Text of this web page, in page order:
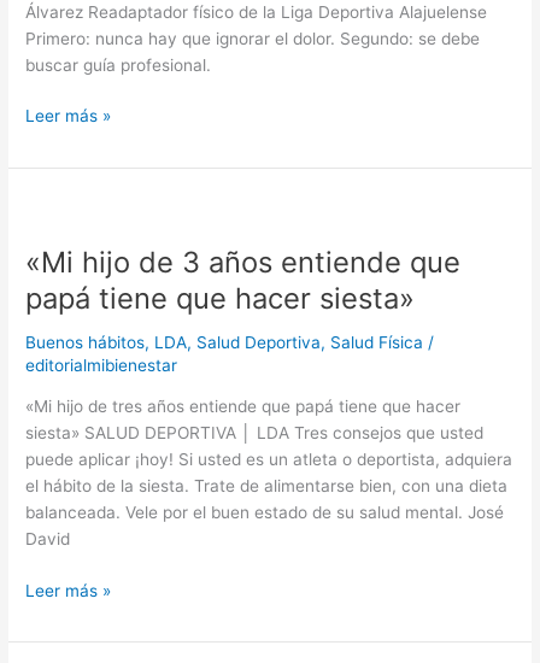
Álvarez Readaptador físico de la Liga Deportiva Alajuelense
Primero: nunca hay que ignorar el dolor. Segundo: se debe
buscar guía profesional.
Leer más »
«Mi hijo de 3 años entiende que
papá tiene que hacer siesta»
Buenos hábitos, LDA, Salud Deportiva, Salud Física /
editorialmibienestar
«Mi hijo de tres años entiende que papá tiene que hacer
siesta» SALUD DEPORTIVA │ LDA Tres consejos que usted
puede aplicar ¡hoy! Si usted es un atleta o deportista, adquiera
el hábito de la siesta. Trate de alimentarse bien, con una dieta
balanceada. Vele por el buen estado de su salud mental. José
David
de
años
entiende
que
tiene
que
hacer
siesta»
Leer más »